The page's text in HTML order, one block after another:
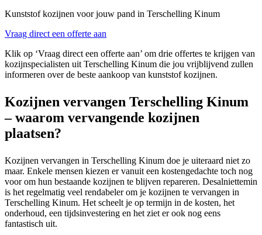
Kunststof kozijnen voor jouw pand in Terschelling Kinum
Vraag direct een offerte aan
Klik op ‘Vraag direct een offerte aan’ om drie offertes te krijgen van
kozijnspecialisten uit Terschelling Kinum die jou vrijblijvend zullen
informeren over de beste aankoop van kunststof kozijnen.
Kozijnen vervangen Terschelling Kinum
– waarom vervangende kozijnen
plaatsen?
Kozijnen vervangen in Terschelling Kinum doe je uiteraard niet zo
maar. Enkele mensen kiezen er vanuit een kostengedachte toch nog
voor om hun bestaande kozijnen te blijven repareren. Desalniettemin
is het regelmatig veel rendabeler om je kozijnen te vervangen in
Terschelling Kinum. Het scheelt je op termijn in de kosten, het
onderhoud, een tijdsinvestering en het ziet er ook nog eens
fantastisch uit.